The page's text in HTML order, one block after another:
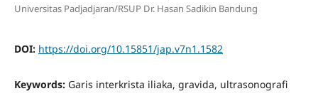
Universitas Padjadjaran/RSUP Dr. Hasan Sadikin Bandung
DOI: https://doi.org/10.15851/jap.v7n1.1582
Keywords: Garis interkrista iliaka, gravida, ultrasonografi